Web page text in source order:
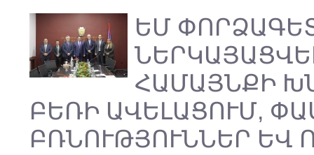
ԵՄ
ՀԱՄԱՅՆՔԻ
ԲԵՌԻ ԱՎԵԼԱՑՈՒՄ,
ԲՌՆՈՒԹՅՈՒՆՆԵՐ ԵՎ